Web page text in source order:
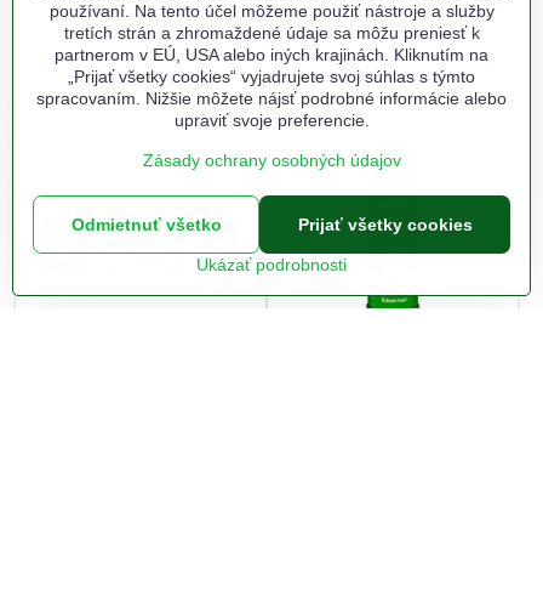
Na sklade odbojna.sk
1,35 €
Do košíka
Na sklade odbojna.sk
1,50 €
Do košíka
používaní. Na tento účel môžeme použiť nástroje a služby
tretích strán a zhromaždené údaje sa môžu preniesť k
partnerom v EÚ, USA alebo iných krajinách. Kliknutím na
„Prijať všetky cookies“ vyjadrujete svoj súhlas s týmto
spracovaním. Nižšie môžete nájsť podrobné informácie alebo
upraviť svoje preferencie.
Zásady ochrany osobných údajov
Ukázať podrobnosti
Prijať všetky cookies
Odmietnuť všetko